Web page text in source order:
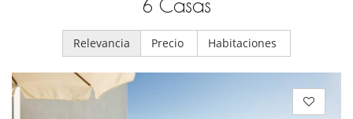
6 Casas
Relevancia Precio Habitaciones